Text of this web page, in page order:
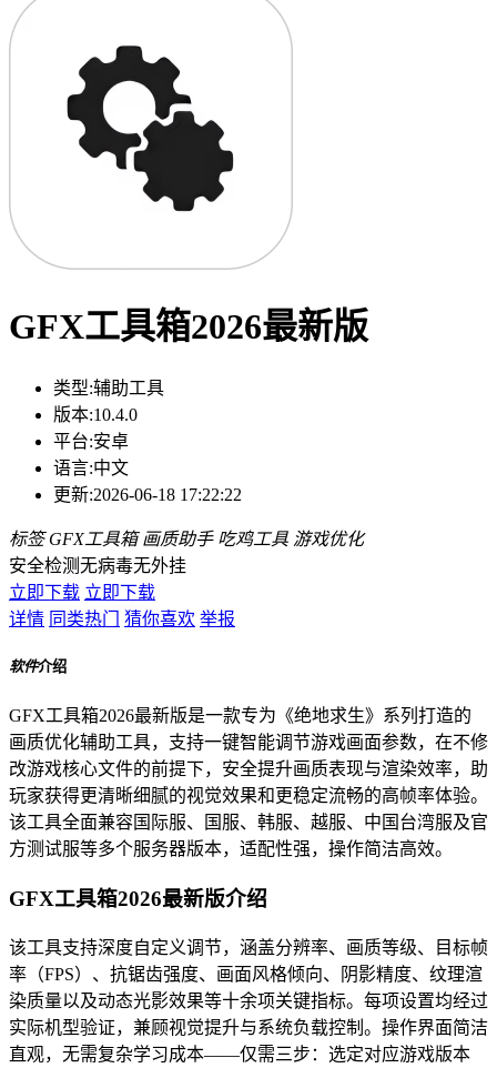
GFX工具箱2026最新版
类型:辅助工具
版本:10.4.0
平台:安卓
语言:中文
更新:2026-06-18 17:22:22
标签 GFX工具箱 画质助手 吃鸡工具 游戏优化
安全检测无病毒无外挂
立即下载 立即下载
详情 同类热门 猜你喜欢 举报
软件介绍
GFX工具箱2026最新版是一款专为《绝地求生》系列打造的
画质优化辅助工具，支持一键智能调节游戏画面参数，在不修
改游戏核心文件的前提下，安全提升画质表现与渲染效率，助
玩家获得更清晰细腻的视觉效果和更稳定流畅的高帧率体验。
该工具全面兼容国际服、国服、韩服、越服、中国台湾服及官
方测试服等多个服务器版本，适配性强，操作简洁高效。
GFX工具箱2026最新版介绍
该工具支持深度自定义调节，涵盖分辨率、画质等级、目标帧
率（FPS）、抗锯齿强度、画面风格倾向、阴影精度、纹理渲
染质量以及动态光影效果等十余项关键指标。每项设置均经过
实际机型验证，兼顾视觉提升与系统负载控制。操作界面简洁
直观，无需复杂学习成本——仅需三步：选定对应游戏版本